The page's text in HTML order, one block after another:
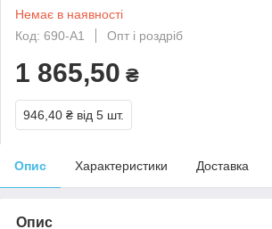
Немає в наявності
Код: 690-А1
Опт і роздріб
1 865,50 ₴
946,40 ₴ від 5 шт.
Опис Характеристики Доставка
Опис